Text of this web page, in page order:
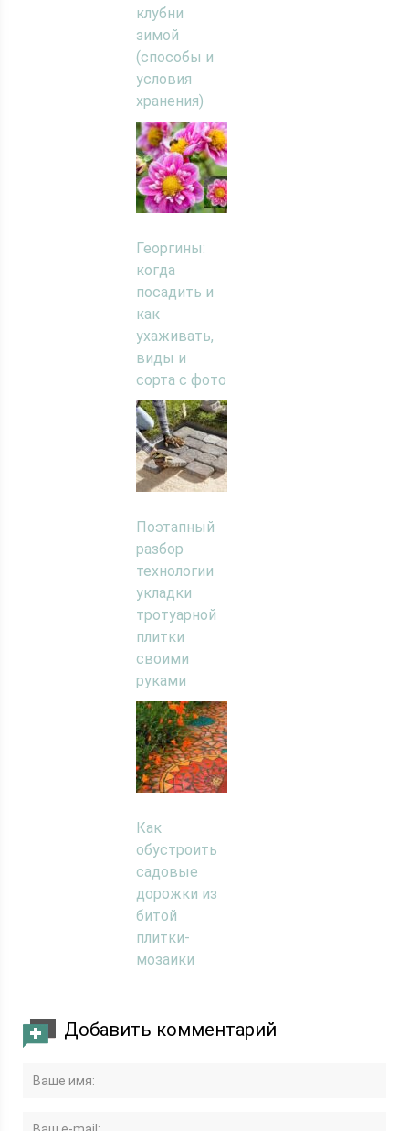
клубни
зимой
(способы и
условия
хранения)
Георгины:
когда
посадить и
как
ухаживать,
виды и
сорта с фото
Поэтапный
разбор
технологии
укладки
тротуарной
плитки
своими
руками
Как
обустроить
садовые
дорожки из
битой
плитки-
мозаики
Добавить комментарий